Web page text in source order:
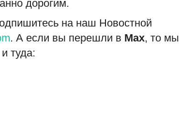
дорогим.
на наш Новостной
. А если вы перешли в Мах, то мы
туда: